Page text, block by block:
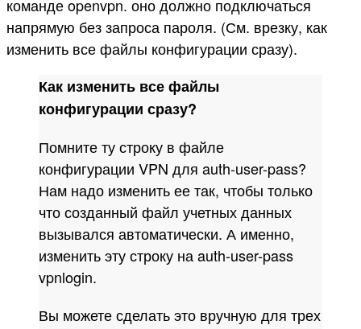
команде openvpn. оно должно подключаться
напрямую без запроса пароля. (См. врезку, как
изменить все файлы конфигурации сразу).
Как изменить все файлы
конфигурации сразу?
Помните ту строку в файле
конфигурации VPN для auth-user-pass?
Нам надо изменить ее так, чтобы только
что созданный файл учетных данных
вызывался автоматически. А именно,
изменить эту строку на auth-user-pass
vpnlogin.
Вы можете сделать это вручную для трех